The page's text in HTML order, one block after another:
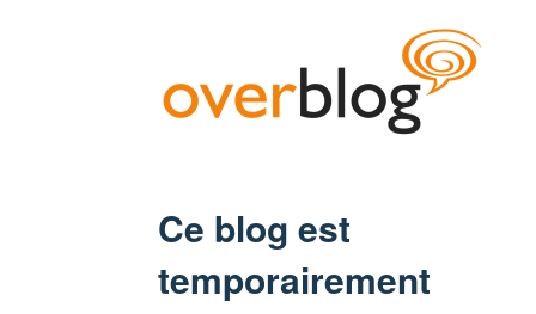
Ce blog est
temporairement